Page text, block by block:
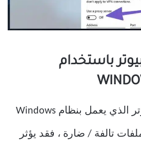
باستخدام
إذا تأثر جهاز الكمبيوتر الذي يعمل بنظام Windows
ملفات تالفة / ضارة ، فقد يؤثر